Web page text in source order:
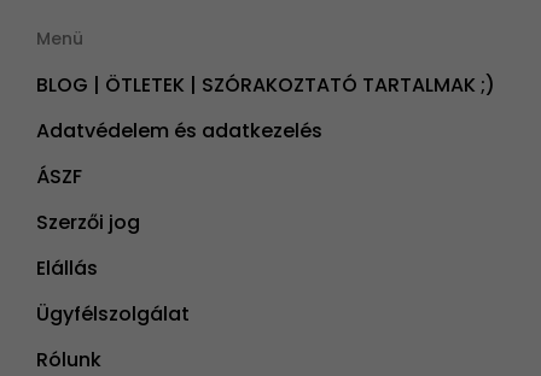
Menü
BLOG | ÖTLETEK | SZÓRAKOZTATÓ TARTALMAK ;)
Adatvédelem és adatkezelés
ÁSZF
Szerzői jog
Elállás
Ügyfélszolgálat
Rólunk